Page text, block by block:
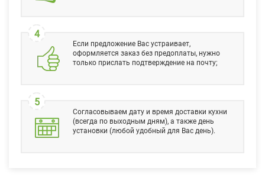
4
Если предложение Вас устраивает,
оформляется заказ без предоплаты, нужно
только прислать подтверждение на почту;
5
Согласовываем дату и время доставки кухни
(всегда по выходным дням), а также день
установки (любой удобный для Вас день).